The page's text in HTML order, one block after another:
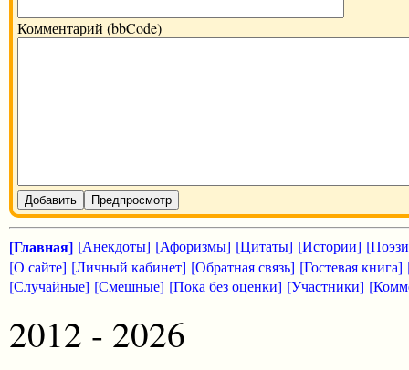
Комментарий (bbCode)
Добавить Предпросмотр
[Главная] [Анекдоты] [Афоризмы] [Цитаты] [Истории]
[О сайте] [Личный кабинет] [Обратная связь] [Гостевая книга]
[Случайные] [Смешные] [Пока без оценки] [Участники]
2012 - 2026